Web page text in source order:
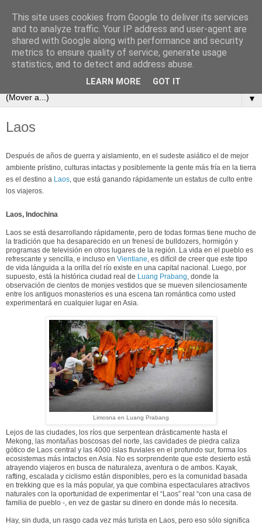
▼
Laos
Después de años de guerra y aislamiento, en el sudeste asiático el de mejor
ambiente prístino, culturas intactas y posiblemente la gente más fría en la tierra
es el destino a Laos , que está ganando rápidamente un estatus de culto entre
los viajeros.
Laos, Indochina
Laos se está desarrollando rápidamente, pero de todas formas tiene mucho de
la tradición que ha desaparecido en un frenesí de bulldozers, hormigón y
programas de televisión en otros lugares de la región. La vida en el pueblo es
refrescante y sencilla, e incluso en Vientiane , es difícil de creer que este tipo
de vida lánguida a la orilla del río existe en una capital nacional. Luego, por
supuesto, está la histórica ciudad real de Luang Prabang , donde la
observación de cientos de monjes vestidos que se mueven silenciosamente
entre los antiguos monasterios es una escena tan romántica como usted
experimentará en cualquier lugar en Asia.
Limosna en Luang Prabang
Lejos de las ciudades, los ríos que serpentean drásticamente hasta el
Mekong, las montañas boscosas del norte, las cavidades de piedra caliza
gótico de Laos central y las 4000 islas fluviales en el profundo sur, forma los
ecosistemas más intactos en Asia. No es sorprendente que este desierto está
atrayendo viajeros en busca de naturaleza, aventura o de ambos. Kayak,
rafting, escalada y ciclismo están disponibles, pero es la comunidad basada
en trekking que es la más popular, ya que combina espectaculares atractivos
naturales con la oportunidad de experimentar el “Laos” real “con una casa de
familia de pueblo -, en vez de gastar su dinero en donde más lo necesita.
Hay, sin duda, un rasgo cada vez más turista en Laos, pero eso sólo significa
This site uses cookies from Google to deliver its services
and to analyze traffic. Your IP address and user-agent are
shared with Google along with performance and security
metrics to ensure quality of service, generate usage
statistics, and to detect and address abuse.
LEARN MORE GOT IT